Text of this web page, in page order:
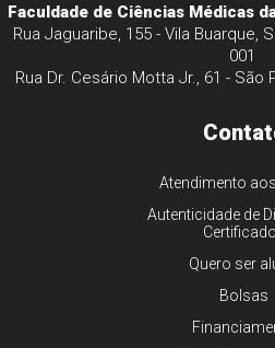
Faculdade de Ciências Médicas
Rua Jaguaribe, 155 - Vila Buarque,
001
Rua Dr. Cesário Motta Jr., 61 - São
Atendimento
Autenticidade de
Quero ser
Bolsas